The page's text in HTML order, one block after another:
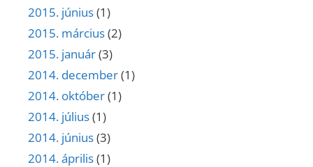
2015. június(1)
2015. március(2)
2015. január(3)
2014. december(1)
2014. október(1)
2014. július(1)
2014. június(3)
2014. április(1)